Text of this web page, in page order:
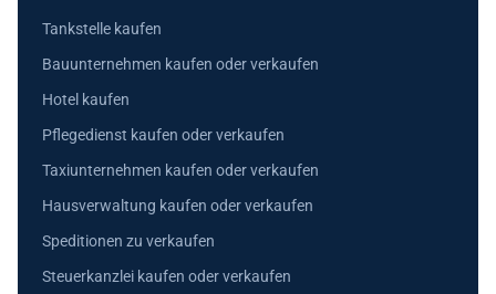
Tankstelle kaufen
Bauunternehmen kaufen oder verkaufen
Hotel kaufen
Pflegedienst kaufen oder verkaufen
Taxiunternehmen kaufen oder verkaufen
Hausverwaltung kaufen oder verkaufen
Speditionen zu verkaufen
Steuerkanzlei kaufen oder verkaufen